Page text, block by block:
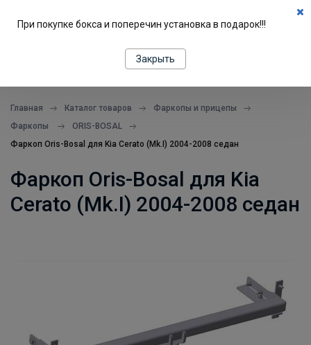
Главная Каталог товаров
Фаркопы и прицепы
Фаркопы
ORIS-BOSAL
Фаркоп Oris-Bosal для Kia Cerato (Mk.I) 2004-2008 седан
Фаркоп Oris-Bosal для Kia
Cerato (Mk.I) 2004-2008 седан
При покупке бокса и поперечин установка в подарок!!!
Закрыть